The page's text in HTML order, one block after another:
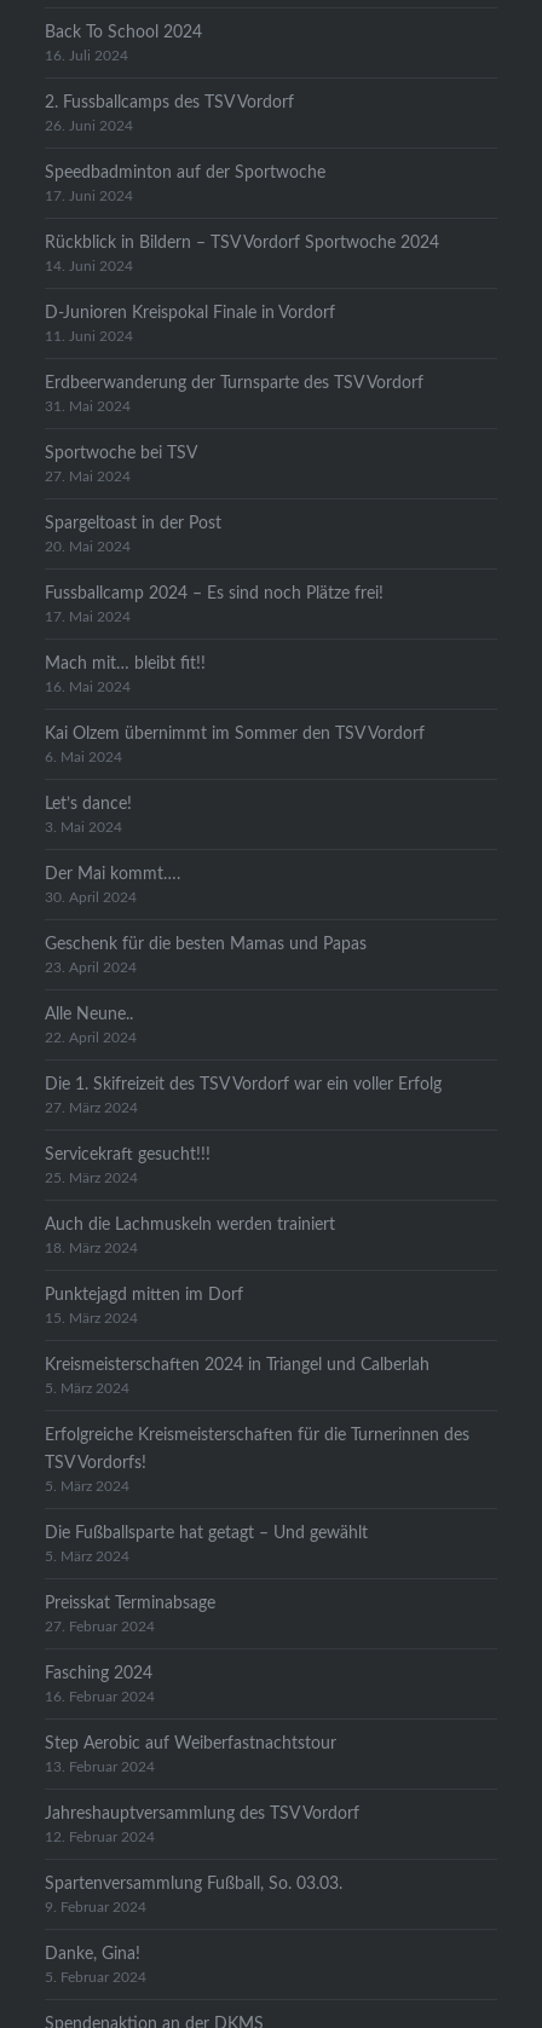
Back To School 2024
16. Juli 2024
2. Fussballcamps des TSV Vordorf
26. Juni 2024
Speedbadminton auf der Sportwoche
17. Juni 2024
Rückblick in Bildern – TSV Vordorf Sportwoche 2024
14. Juni 2024
D-Junioren Kreispokal Finale in Vordorf
11. Juni 2024
Erdbeerwanderung der Turnsparte des TSV Vordorf
31. Mai 2024
Sportwoche bei TSV
27. Mai 2024
Spargeltoast in der Post
20. Mai 2024
Fussballcamp 2024 – Es sind noch Plätze frei!
17. Mai 2024
Mach mit… bleibt fit!!
16. Mai 2024
Kai Olzem übernimmt im Sommer den TSV Vordorf
6. Mai 2024
Let’s dance!
3. Mai 2024
Der Mai kommt….
30. April 2024
Geschenk für die besten Mamas und Papas
23. April 2024
Alle Neune..
22. April 2024
Die 1. Skifreizeit des TSV Vordorf war ein voller Erfolg
27. März 2024
Servicekraft gesucht!!!
25. März 2024
Auch die Lachmuskeln werden trainiert
18. März 2024
Punktejagd mitten im Dorf
15. März 2024
Kreismeisterschaften 2024 in Triangel und Calberlah
5. März 2024
Erfolgreiche Kreismeisterschaften für die Turnerinnen des
TSV Vordorfs!
5. März 2024
Die Fußballsparte hat getagt – Und gewählt
5. März 2024
Preisskat Terminabsage
27. Februar 2024
Fasching 2024
16. Februar 2024
Step Aerobic auf Weiberfastnachtstour
13. Februar 2024
Jahreshauptversammlung des TSV Vordorf
12. Februar 2024
Spartenversammlung Fußball, So. 03.03.
9. Februar 2024
Danke, Gina!
5. Februar 2024
Spendenaktion an der DKMS